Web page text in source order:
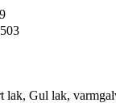
Gul lak,